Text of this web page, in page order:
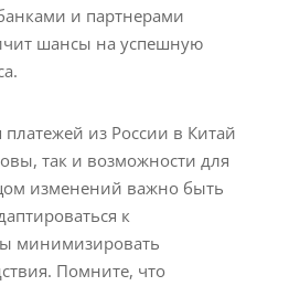
и партнерами
шансы на успешную
из России в Китай
так и возможности для
изменений важно быть
к
минимизировать
Помните, что